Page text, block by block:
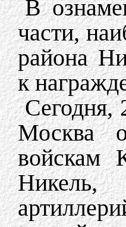
В
части,
района
к
Сегодня,
Москва
войскам
Никель,